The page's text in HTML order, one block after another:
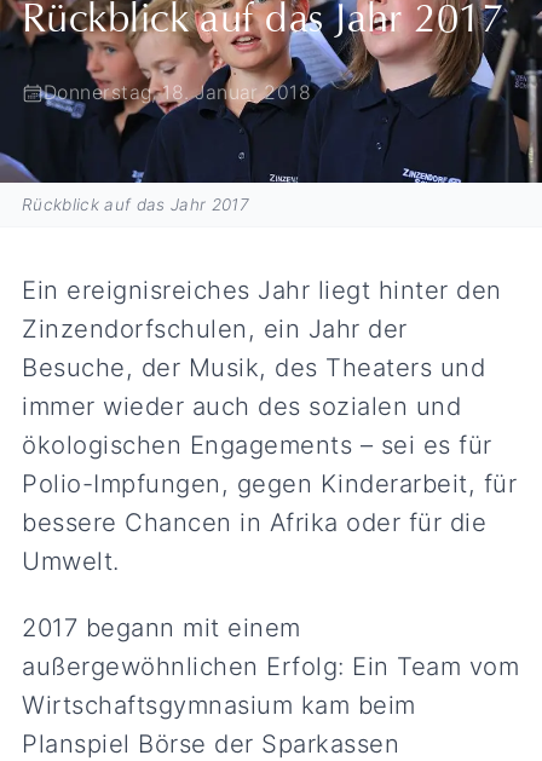
Rückblick auf das Jahr 2017
Donnerstag, 18. Januar 2018
Rückblick auf das Jahr 2017
Ein ereignisreiches Jahr liegt hinter den
Zinzendorfschulen, ein Jahr der
Besuche, der Musik, des Theaters und
immer wieder auch des sozialen und
ökologischen Engagements – sei es für
Polio-Impfungen, gegen Kinderarbeit, für
bessere Chancen in Afrika oder für die
Umwelt.
2017 begann mit einem
außergewöhnlichen Erfolg: Ein Team vom
Wirtschaftsgymnasium kam beim
Planspiel Börse der Sparkassen